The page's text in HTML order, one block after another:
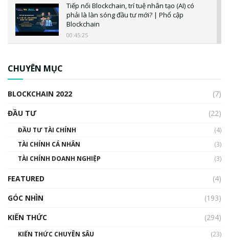
Tiếp nối Blockchain, trí tuệ nhân tạo (AI) có
phải là làn sóng đầu tư mới? | Phổ cập
Blockchain
00:45:25
00:02:14
Nhìn lại năm 2022: Những sự kiện ảnh hưởng
đến hệ sinh thái tiền mã hoá | Phổ cập
CHUYÊN MỤC
BLOCKCHAIN 2022
(7)
ĐẦU TƯ
(22)
ĐẦU TƯ TÀI CHÍNH
(4)
TÀI CHÍNH CÁ NHÂN
(3)
TÀI CHÍNH DOANH NGHIỆP
(3)
FEATURED
(4)
GÓC NHÌN
(193)
KIẾN THỨC
(294)
KIẾN THỨC CHUYÊN SÂU
(23)